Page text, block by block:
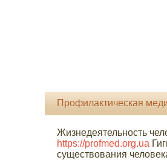
Профилактическая
Жизнедеятельность
https://profmed.org.ua
существования